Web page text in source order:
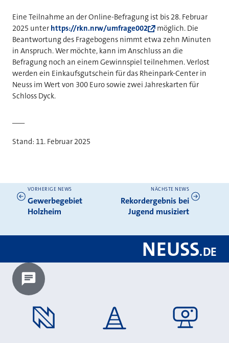
Eine Teilnahme an der Online-Befragung ist bis 28. Februar
2025 unter https://rkn.nrw/umfrage002
möglich. Die
Beantwortung des Fragebogens nimmt etwa zehn Minuten
in Anspruch. Wer möchte, kann im Anschluss an die
Befragung noch an einem Gewinnspiel teilnehmen. Verlost
werden ein Einkaufsgutschein für das Rheinpark-Center in
Neuss im Wert von 300 Euro sowie zwei Jahreskarten für
Schloss Dyck.
Stand: 11. Februar 2025
Weitere News
VORHERIGE NEWS
Gewerbegebiet
Holzheim
NÄCHSTE NEWS
Rekordergebnis bei
Jugend musiziert
NEUSS.DE
Chatbot laden?